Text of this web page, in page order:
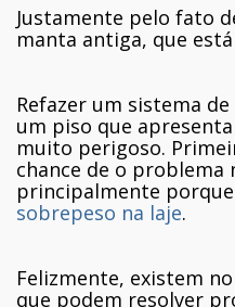
Justamente pelo fato
manta antiga, que
Refazer um sistema
um piso que
muito perigoso.
chance de o problema
principalmente
sobrepeso na laje.
Felizmente, existem
que podem resolver